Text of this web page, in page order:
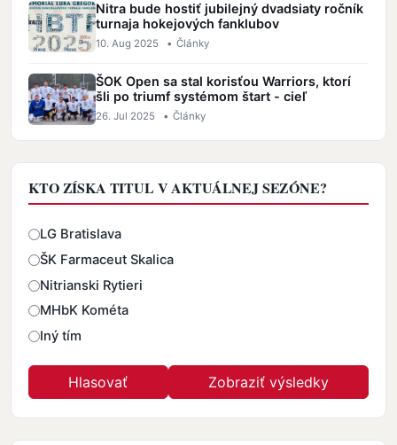
Nitra bude hostiť jubilejný dvadsiaty ročník
turnaja hokejových fanklubov
10. Aug 2025 • Články
ŠOK Open sa stal korisťou Warriors, ktorí
šli po triumf systémom štart - cieľ
26. Jul 2025 • Články
KTO ZÍSKA TITUL V AKTUÁLNEJ SEZÓNE?
Odpovede
LG Bratislava
ŠK Farmaceut Skalica
Nitrianski Rytieri
MHbK Kométa
Iný tím